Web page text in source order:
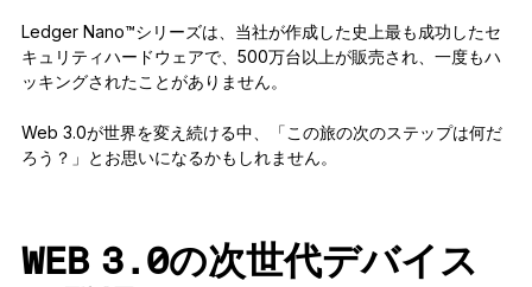
限定シリーズ
すべての商品を見る
Ledger署名用デバイスを比較する
Ledger Nano™シリーズは、当社が作成した史上最も成功したセ
キュリティハードウェアで、500万台以上が販売され、一度もハ
ッキングされたことがありません。
Web 3.0が世界を変え続ける中、「この旅の次のステップは何だ
ろう？」とお思いになるかもしれません。
WEB 3.0の次世代デバイス